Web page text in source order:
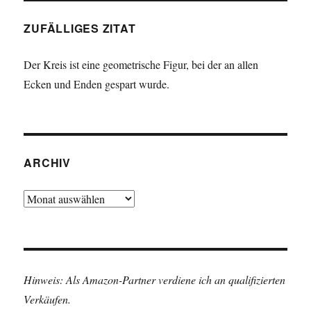
ZUFÄLLIGES ZITAT
Der Kreis ist eine geometrische Figur, bei der an allen
Ecken und Enden gespart wurde.
ARCHIV
Archiv
Hinweis: Als Amazon-Partner verdiene ich an qualifizierten
Verkäufen.